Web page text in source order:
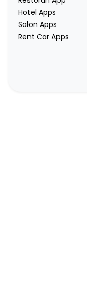
Hotel Apps
Salon Apps
Rent Car Apps